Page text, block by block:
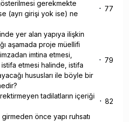
gerekmekte
(ayrı girişi yok ise) ne
77
yer alan yapıya ilişkin
aşamada proje müellifi
imtina etmesi,
etmesi halinde, istifa
hususları ile böyle bir
79
tadilatların içeriği
82
önce yapı ruhsatı